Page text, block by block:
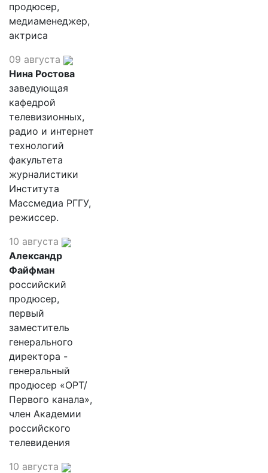
продюсер,
медиаменеджер,
актриса
09 августа
Нина Ростова
заведующая
кафедрой
телевизионных,
радио и интернет
технологий
факультета
журналистики
Института
Массмедиа РГГУ,
режиссер.
10 августа
Александр
Файфман
российский
продюсер,
первый
заместитель
генерального
директора -
генеральный
продюсер «ОРТ/
Первого канала»,
член Академии
российского
телевидения
10 августа